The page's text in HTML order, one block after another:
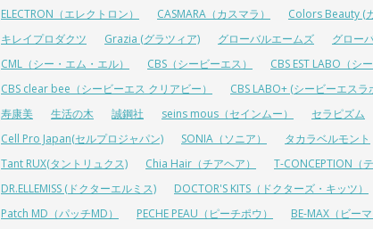
ELECTRON（エレクトロン）
CASMARA（カスマラ） Colors Beauty (
キレイプロダクツ
Grazia (グラツィア) グローバルエームズ グロー
CML（シー・エム・エル）
CBS（シービーエス）
CBS EST LABO（シ
CBS clear bee（シービーエス クリアビー）
CBS LABO+ (シービーエスラ
寿康美
生活の木 誠鋼社 seins mous（セインムー） セラピズム
Cell Pro Japan(セルプロジャパン)
SONIA（ソニア） タカラベルモント
Tant RUX(タントリュクス)
Chia Hair（チアヘア）
T-CONCEPTION（
DR.ELLEMISS (ドクターエルミス)
DOCTOR'S KITS（ドクターズ・キッツ）
Patch MD（パッチMD）
PECHE PEAU（ピーチポウ） BE-MAX（ビーマ